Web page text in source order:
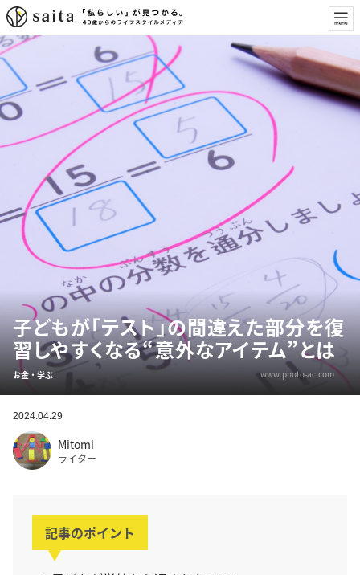
子どもが「テスト」の間違えた部分を復
習しやすくなる“意外なアイテム”とは
お金・学ぶ www.photo-ac.com
2024.04.29
Mitomi
ライター
記事のポイント